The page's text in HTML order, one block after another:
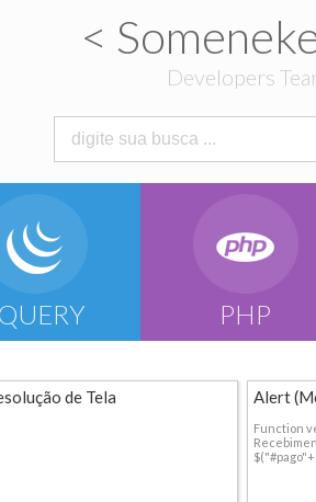
<
Developers
PHP
de Tela Alert
Function